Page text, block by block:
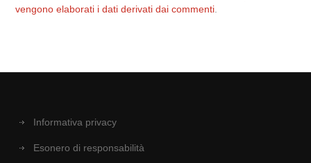
vengono elaborati i dati derivati dai commenti
Informativa privacy
Esonero di responsabilità